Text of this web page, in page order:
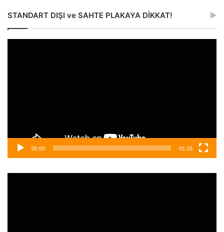
STANDART DIŞI ve SAHTE PLAKAYA DİKKAT!
00:00 01:16